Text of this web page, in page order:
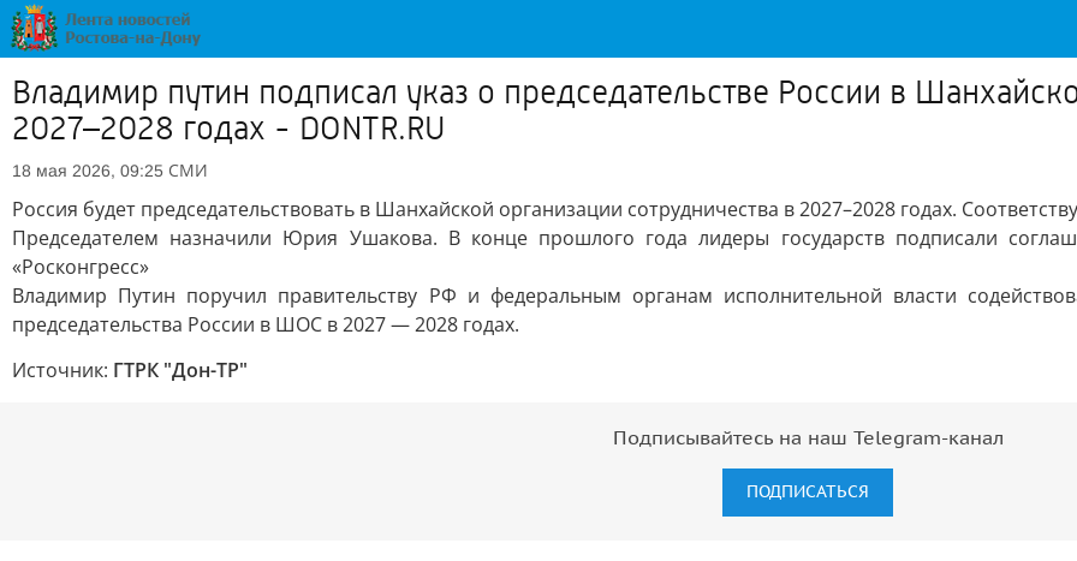
Владимир путин подписал указ о председательстве России в
2027–2028 годах - DONTR.RU
18 мая 2026, 09:25 СМИ
Россия будет председательствовать в Шанхайской организации сотрудничества в 2027–2028 годах.
Председателем назначили Юрия Ушакова. В конце прошлого года лидеры государств подписали
«Росконгресс»
Владимир Путин поручил правительству РФ и федеральным органам исполнительной власти
председательства России в ШОС в 2027 — 2028 годах.
Источник: ГТРК "Дон-ТР"
Подписывайтесь на наш Telegram-канал
ПОДПИСАТЬСЯ